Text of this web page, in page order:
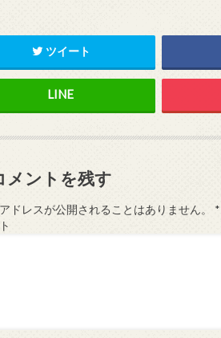
ツイート
メントを残す
ドレスが公開されることはありません。 *